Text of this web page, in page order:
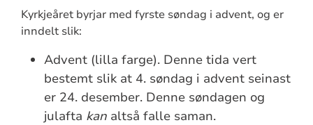
Kyrkjeåret byrjar med fyrste søndag i advent, og er
inndelt slik:
Advent (lilla farge). Denne tida vert
bestemt slik at 4. søndag i advent seinast
er 24. desember. Denne søndagen og
julafta kan altså falle saman.